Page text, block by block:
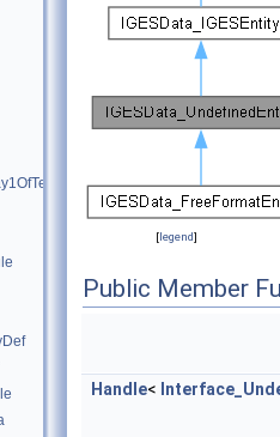
[legend]
Public Member
Handle<